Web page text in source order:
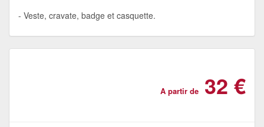
Veste, cravate, badge et casquette.
A partir de 32 €